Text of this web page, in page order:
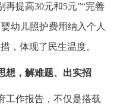
提高30元和5元”“完善
幼儿照护费用纳入个人
，体现了民生温度。
想，解难题、出实招
工作报告，不仅是搭载